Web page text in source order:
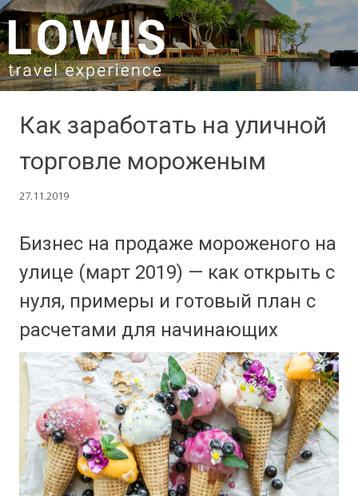
SKIP TO CONTENT
Как заработать на уличной
торговле мороженым
27.11.2019
Бизнес на продаже мороженого на
улице (март 2019) — как открыть с
нуля, примеры и готовый план с
расчетами для начинающих